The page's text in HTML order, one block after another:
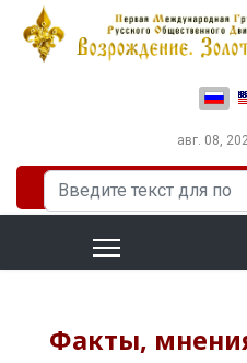
авг. 08,
Искать...
Факты,